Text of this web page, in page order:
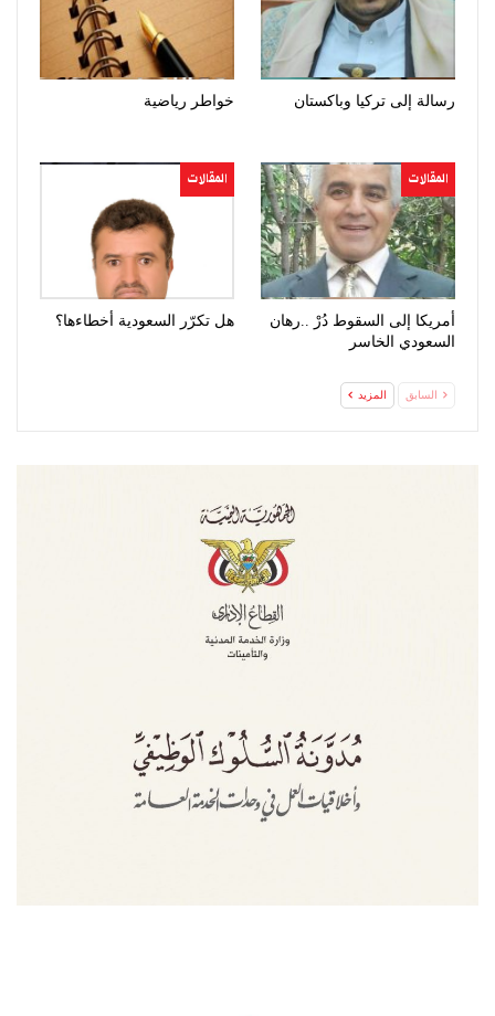
رسالة إلى تركيا وباكستان خواطر رياضية
المقالات
أمريكا إلى السقوط دُرْ ..رهان
السعودي الخاسر
المقالات
هل تكرّر السعودية أخطاءها؟
السابق المزيد